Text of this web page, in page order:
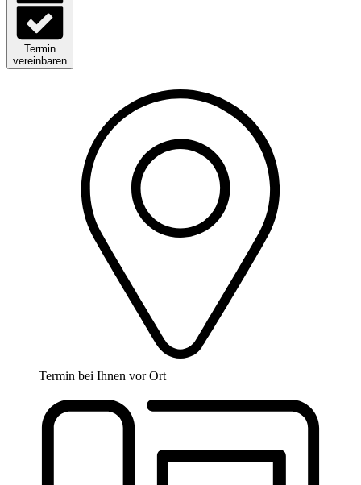
Termin
vereinbaren
Termin bei Ihnen vor Ort